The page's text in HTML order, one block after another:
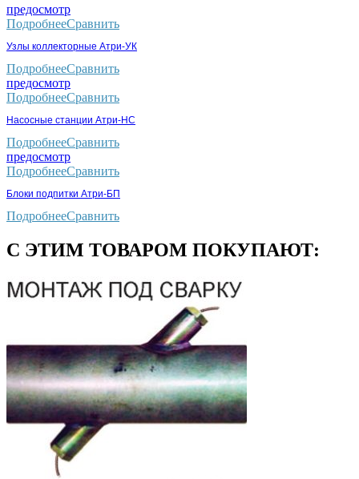
предосмотр
ПодробнееСравнить
Узлы коллекторные Атри-УК
ПодробнееСравнить
предосмотр
ПодробнееСравнить
Насосные станции Атри-НС
ПодробнееСравнить
предосмотр
ПодробнееСравнить
Блоки подпитки Атри-БП
ПодробнееСравнить
С ЭТИМ ТОВАРОМ ПОКУПАЮТ: